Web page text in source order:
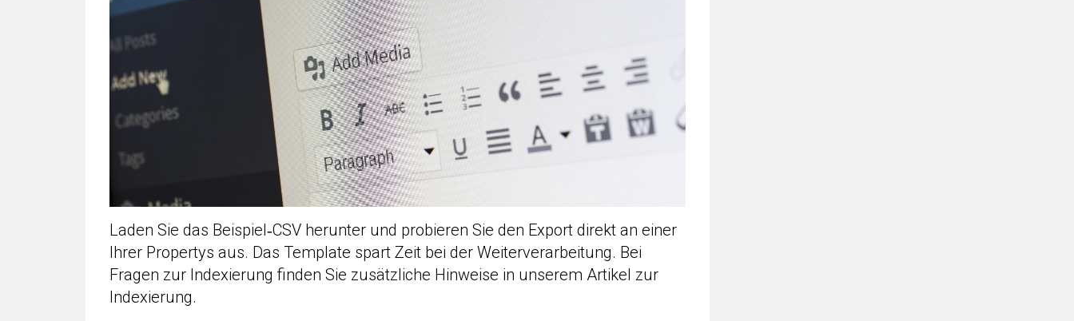
Laden Sie das Beispiel‑CSV herunter und probieren Sie den Export direkt an einer
Ihrer Propertys aus. Das Template spart Zeit bei der Weiterverarbeitung. Bei
Fragen zur Indexierung finden Sie zusätzliche Hinweise in unserem Artikel zur
Indexierung.